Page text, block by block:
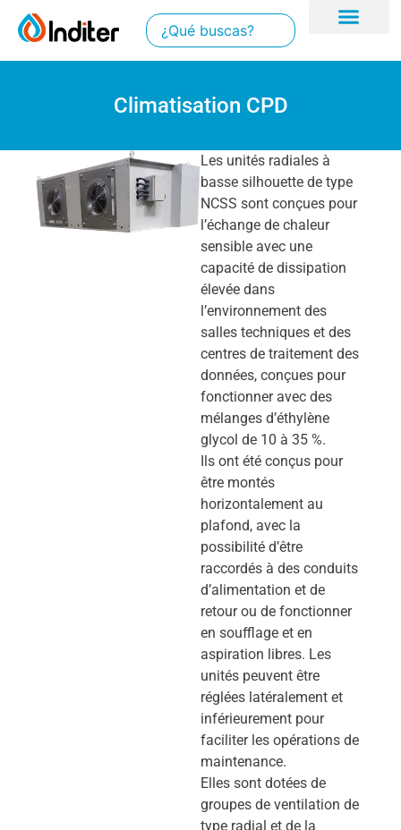
Climatisation CPD
Les unités radiales à
basse silhouette de type
NCSS sont conçues pour
l’échange de chaleur
sensible avec une
capacité de dissipation
élevée dans
l’environnement des
salles techniques et des
centres de traitement des
données, conçues pour
fonctionner avec des
mélanges d’éthylène
glycol de 10 à 35 %.
Ils ont été conçus pour
être montés
horizontalement au
plafond, avec la
possibilité d’être
raccordés à des conduits
d’alimentation et de
retour ou de fonctionner
en soufflage et en
aspiration libres. Les
unités peuvent être
réglées latéralement et
inférieurement pour
faciliter les opérations de
maintenance.
Elles sont dotées de
groupes de ventilation de
type radial et de la